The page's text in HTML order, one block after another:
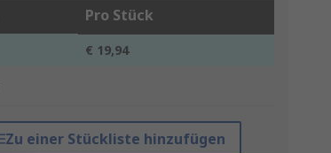
Pro Stück
€ 19,94
Zu einer Stückliste hinzufügen